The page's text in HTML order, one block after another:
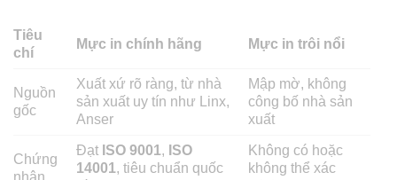
Tiêu
chí
Mực in chính hãng Mực in trôi nổi
Nguồn
gốc
Xuất xứ rõ ràng, từ nhà
sản xuất uy tín như Linx,
Anser
Mập mờ, không
công bố nhà sản
xuất
Chứng
Đạt ISO 9001, ISO
14001, tiêu chuẩn quốc
Không có hoặc
không thể xác